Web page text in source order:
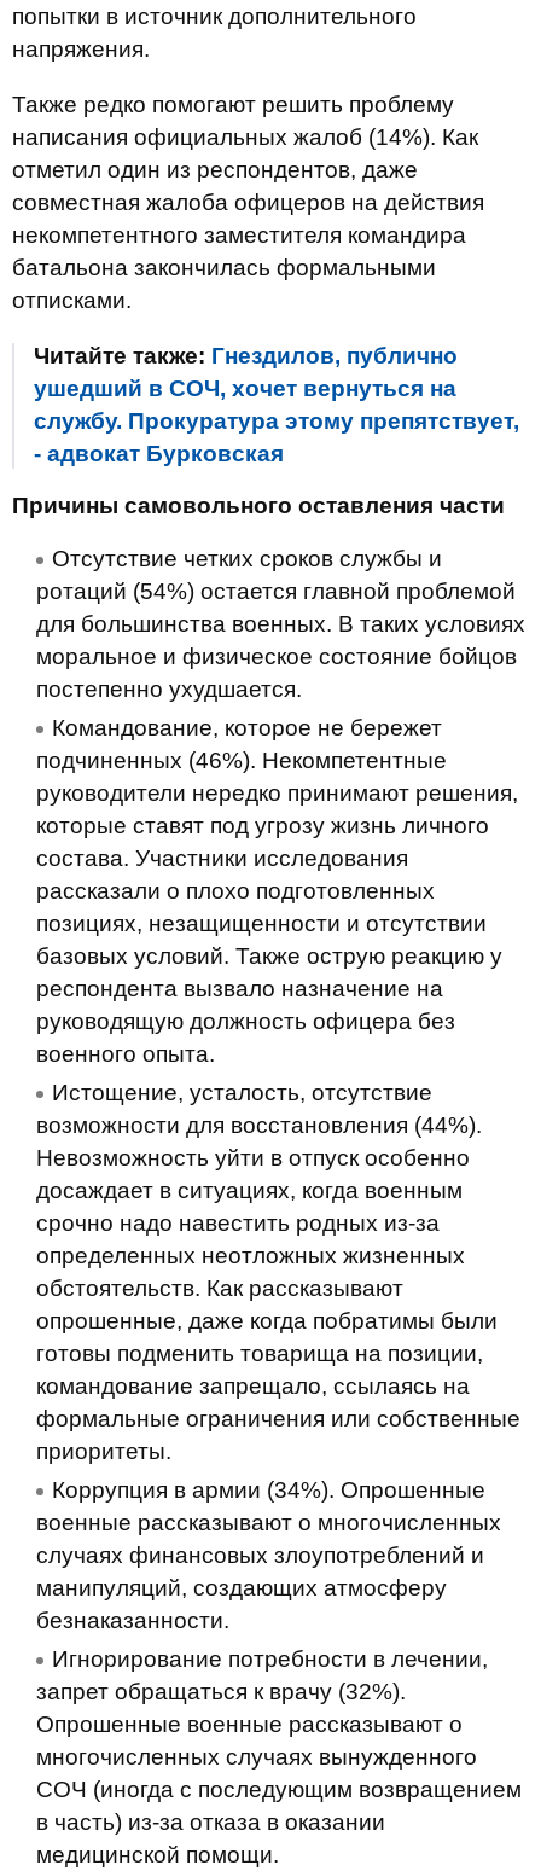
попытки в источник дополнительного
напряжения.
Также редко помогают решить проблему
написания официальных жалоб (14%). Как
отметил один из респондентов, даже
совместная жалоба офицеров на действия
некомпетентного заместителя командира
батальона закончилась формальными
отписками.
Читайте также: Гнездилов, публично
ушедший в СОЧ, хочет вернуться на
службу. Прокуратура этому препятствует,
- адвокат Бурковская
Причины самовольного оставления части
Отсутствие четких сроков службы и
ротаций (54%) остается главной проблемой
для большинства военных. В таких условиях
моральное и физическое состояние бойцов
постепенно ухудшается.
Командование, которое не бережет
подчиненных (46%). Некомпетентные
руководители нередко принимают решения,
которые ставят под угрозу жизнь личного
состава. Участники исследования
рассказали о плохо подготовленных
позициях, незащищенности и отсутствии
базовых условий. Также острую реакцию у
респондента вызвало назначение на
руководящую должность офицера без
военного опыта.
Истощение, усталость, отсутствие
возможности для восстановления (44%).
Невозможность уйти в отпуск особенно
досаждает в ситуациях, когда военным
срочно надо навестить родных из-за
определенных неотложных жизненных
обстоятельств. Как рассказывают
опрошенные, даже когда побратимы были
готовы подменить товарища на позиции,
командование запрещало, ссылаясь на
формальные ограничения или собственные
приоритеты.
Коррупция в армии (34%). Опрошенные
военные рассказывают о многочисленных
случаях финансовых злоупотреблений и
манипуляций, создающих атмосферу
безнаказанности.
Игнорирование потребности в лечении,
запрет обращаться к врачу (32%).
Опрошенные военные рассказывают о
многочисленных случаях вынужденного
СОЧ (иногда с последующим возвращением
в часть) из-за отказа в оказании
медицинской помощи.